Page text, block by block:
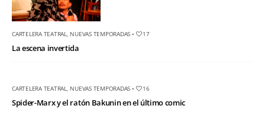
CARTELERA TEATRAL NUEVAS TEMPORADAS • 17
La escena invertida
CARTELERA TEATRAL NUEVAS TEMPORADAS • 16
Spider-Marx y el ratón Bakunin en el último comic